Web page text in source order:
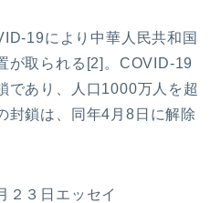
19により中華人民共和国
が取られる[2]。COVID-19
であり、人口1000万人を超
封鎖は、同年4月8日に解除
２３日エッセイ